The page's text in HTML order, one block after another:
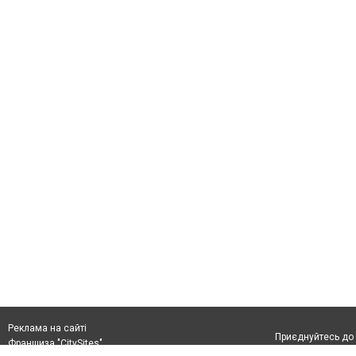
Реклама на сайті
Франшиза "CitySites"
Приєднуйтесь до